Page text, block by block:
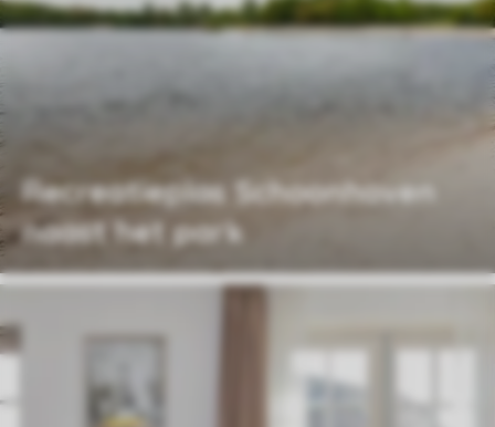
Recreatieplas Schoonhoven
naast het park